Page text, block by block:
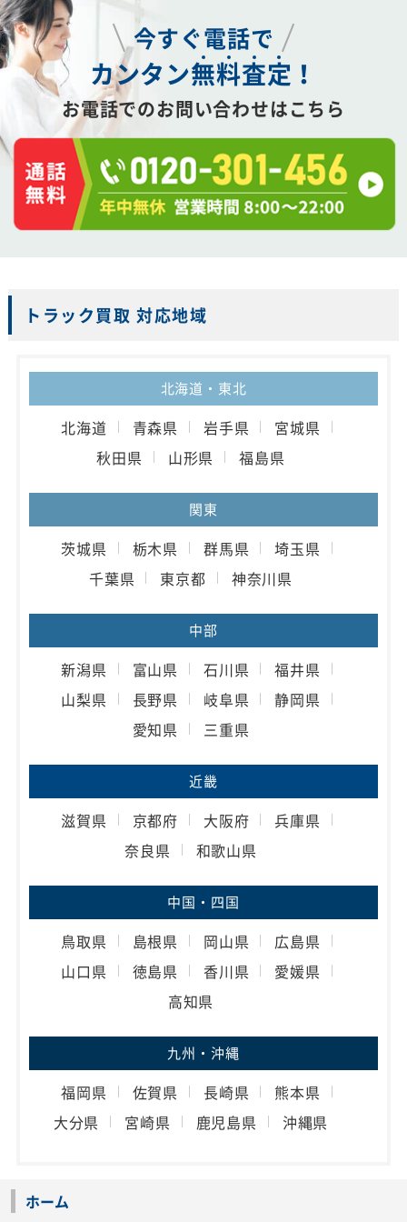
今すぐ電話で
カンタン無料査定 ！
お電話でのお問い合わせはこちら
トラック買取 対応地域
北海道・東北
北海道 青森県 岩手県
宮城県
秋田県
山形県 福島県
関東
茨城県 栃木県 群馬県
埼玉県
千葉県
東京都 神奈川県
中部
新潟県 富山県 石川県
福井県
山梨県
長野県 岐阜県
静岡県
愛知県
三重県
近畿
滋賀県 京都府 大阪府
兵庫県
奈良県
和歌山県
中国・四国
鳥取県 島根県 岡山県
広島県
山口県
徳島県 香川県
愛媛県
高知県
九州・沖縄
福岡県 佐賀県 長崎県
熊本県
大分県
宮崎県 鹿児島県 沖縄県
ホーム